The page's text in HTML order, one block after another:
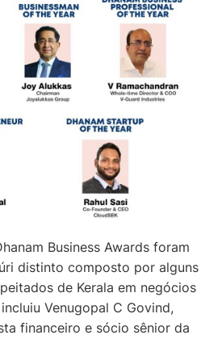
Business Awards foram
distinto composto por alguns
de Kerala em negócios
Venugopal C Govind,
financeiro e sócio sênior da